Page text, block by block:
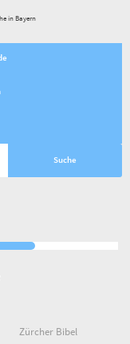
in Bayern
Zürcher Bibel